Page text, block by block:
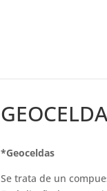
*Geoceldas
Se trata de un